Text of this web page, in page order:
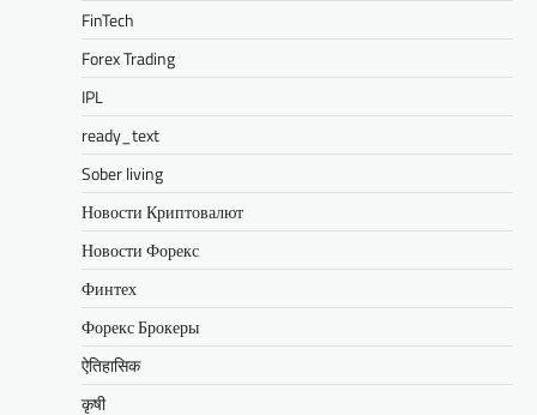
FinTech
Forex Trading
IPL
ready_text
Sober living
Новости Криптовалют
Новости Форекс
Финтех
Форекс Брокеры
ऐतिहासिक
कृषी